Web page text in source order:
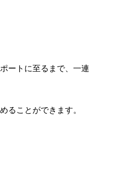
ートに至るまで、一連
ることができます。